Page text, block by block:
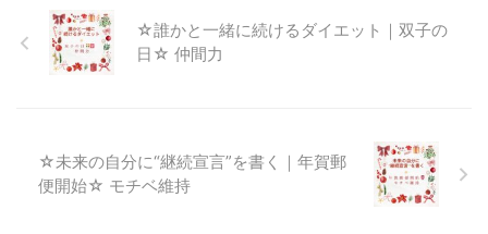
☆誰かと一緒に続けるダイエット｜双子の
日☆ 仲間力
☆未来の自分に“継続宣言”を書く｜年賀郵
便開始☆ モチベ維持